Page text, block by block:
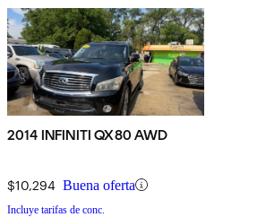
2014 INFINITI QX80 AWD
$10,294 Buena oferta
Incluye tarifas de conc.